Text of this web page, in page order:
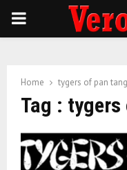
P
M
Home tygers of pan tang
Tag :